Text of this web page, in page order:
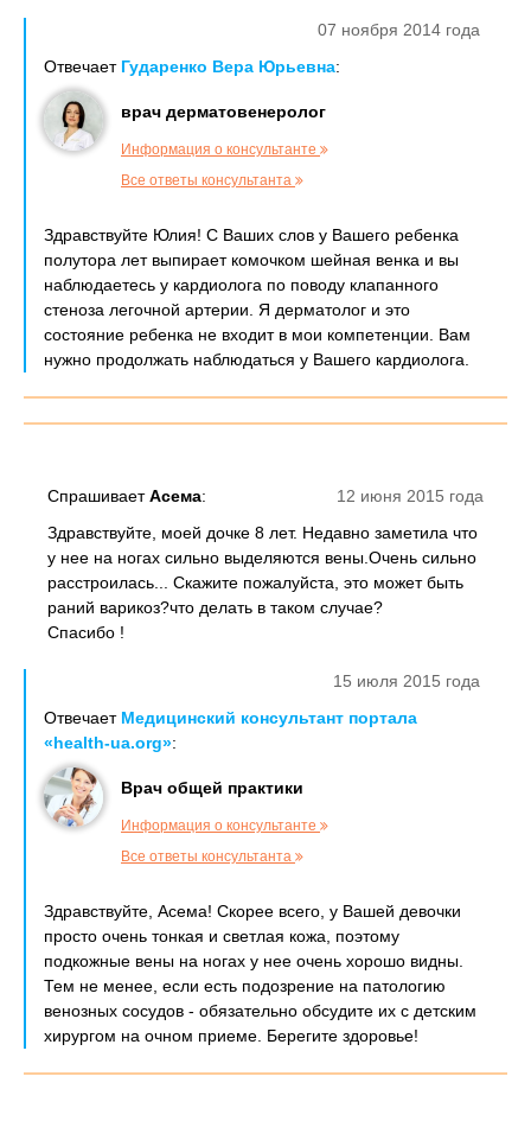
07 ноября 2014 года
Отвечает Гударенко Вера Юрьевна:
врач дерматовенеролог
Информация о консультанте
Все ответы консультанта
Здравствуйте Юлия! С Ваших слов у Вашего ребенка
полутора лет выпирает комочком шейная венка и вы
наблюдаетесь у кардиолога по поводу клапанного
стеноза легочной артерии. Я дерматолог и это
состояние ребенка не входит в мои компетенции. Вам
нужно продолжать наблюдаться у Вашего кардиолога.
12 июня 2015 года
СпрашиваетАсема:
Здравствуйте, моей дочке 8 лет. Недавно заметила что
у нее на ногах сильно выделяются вены.Очень сильно
расстроилась... Скажите пожалуйста, это может быть
раний варикоз?что делать в таком случае?
Спасибо !
15 июля 2015 года
Отвечает Медицинский консультант портала
«health-ua.org»:
Врач общей практики
Информация о консультанте
Все ответы консультанта
Здравствуйте, Асема! Скорее всего, у Вашей девочки
просто очень тонкая и светлая кожа, поэтому
подкожные вены на ногах у нее очень хорошо видны.
Тем не менее, если есть подозрение на патологию
венозных сосудов - обязательно обсудите их с детским
хирургом на очном приеме. Берегите здоровье!